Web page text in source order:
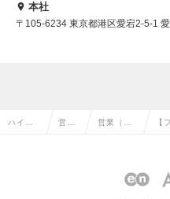
本社
〒105-6234 東京都港区愛宕2-5-1
ハイク 営業 営業（法 【
プ